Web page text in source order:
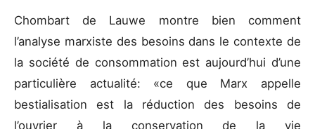
Chombart de Lauwe montre bien comment
l’analyse marxiste des besoins dans le contexte de
la société de consommation est aujourd’hui d’une
particulière actualité: «ce que Marx appelle
bestialisation est la réduction des besoins de
l’ouvrier à la conservation de la vie